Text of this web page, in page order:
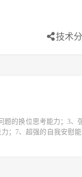
技术
题的换位思考能力；3、
；7、超强的自我安慰